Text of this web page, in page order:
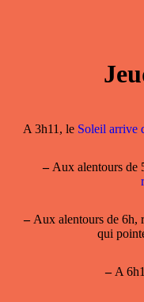
A 3h11, le Soleil arrive
–Aux alentours de
–Aux alentours de 6h,
qui
–A